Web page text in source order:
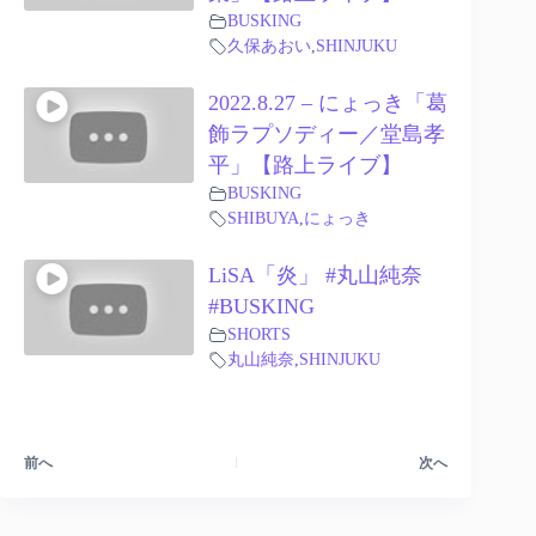
BUSKING
久保あおい SHINJUKU
2022.8.27 – にょっき「葛
飾ラプソディー／堂島孝
平」【路上ライブ】
BUSKING
SHIBUYA にょっき
LiSA「炎」 #丸山純奈
#BUSKING
SHORTS
丸山純奈 SHINJUKU
前へ 次へ